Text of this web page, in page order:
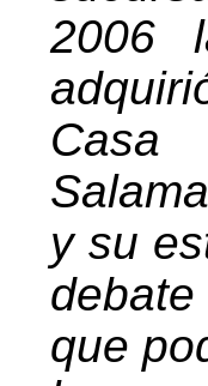
2006
y su
que